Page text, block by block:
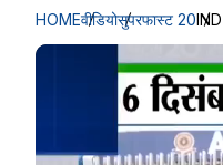
HOMEवीडियोसुपरफास्ट 20